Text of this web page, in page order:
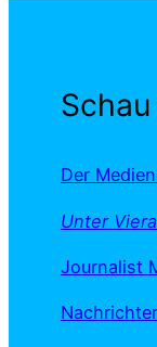
Der
Unter
Journalist